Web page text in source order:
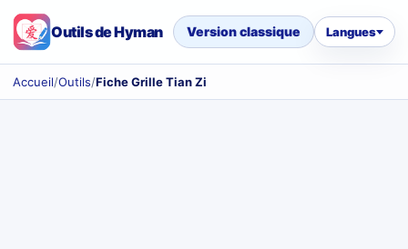
Outils de Hyman Version classique Langues
Accueil/Outils/Fiche Grille Tian Zi